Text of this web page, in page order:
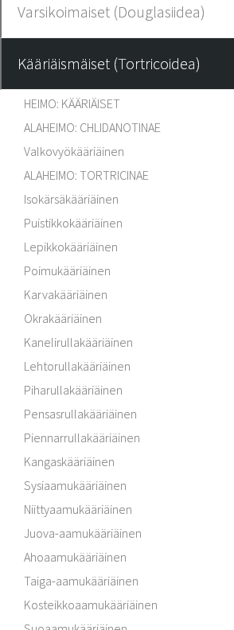
Varsikoimaiset (Douglasiidea)
Kääriäismäiset (Tortricoidea)
HEIMO: KÄÄRIÄISET
ALAHEIMO: CHLIDANOTINAE
Valkovyökääriäinen
ALAHEIMO: TORTRICINAE
Isokärsäkääriäinen
Puistikkokääriäinen
Lepikkokääriäinen
Poimukääriäinen
Karvakääriäinen
Okrakääriäinen
Kanelirullakääriäinen
Lehtorullakääriäinen
Piharullakääriäinen
Pensasrullakääriäinen
Piennarrullakääriäinen
Kangaskääriäinen
Sysiaamukääriäinen
Niittyaamukääriäinen
Juova-aamukääriäinen
Ahoaamukääriäinen
Taiga-aamukääriäinen
Kosteikkoaamukääriäinen